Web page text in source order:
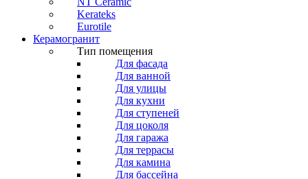
Kerateks
Eurotile
Керамогранит
Тип помещения
Для фасада
Для ванной
Для улицы
Для кухни
Для ступеней
Для цоколя
Для гаража
Для террасы
Для камина
Для бассейна